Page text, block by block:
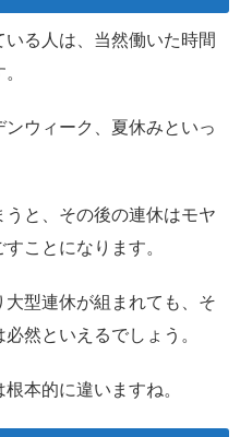
いる人は、当然働いた時間
ウィーク、夏休みといっ
と、その後の連休はモヤ
ことになります。
型連休が組まれても、そ
然といえるでしょう。
本的に違いますね。